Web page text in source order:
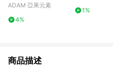
ADAM 亞果元素
4%
1%
商品描述